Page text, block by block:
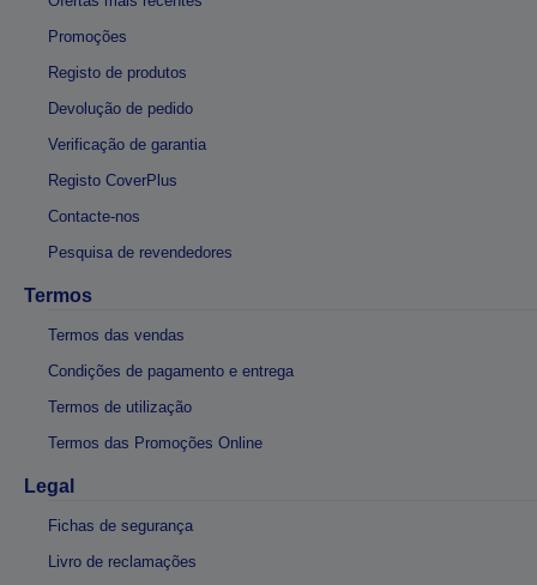
Promoções
Registo de produtos
Devolução de pedido
Verificação de garantia
Registo CoverPlus
Contacte-nos
Pesquisa de revendedores
Termos
Termos das vendas
Condições de pagamento e entrega
Termos de utilização
Termos das Promoções Online
Legal
Fichas de segurança
Livro de reclamações